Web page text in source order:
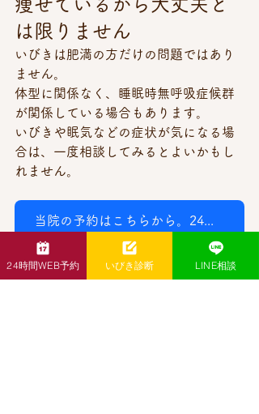
痩せているから大丈夫と
は限りません
いびきは肥満の方だけの問題ではあり
ません。
体型に関係なく、睡眠時無呼吸症候群
が関係している場合もあります。
いびきや眠気などの症状が気になる場
合は、一度相談してみるとよいかもし
れません。
当院の予約はこちらから。24時間可能です。
いびき・睡眠時無呼吸の悩み
24時間WEB予約 いびき診断 LINE相談